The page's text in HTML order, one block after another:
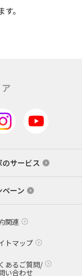
。
サービス
ペーン
関連
トマップ
あるご質問/
い合わせ